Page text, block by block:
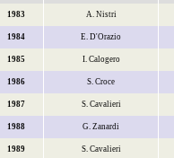
1983 A. Nistri
1984 E. D'Orazio
1985 I. Calogero
1986 S. Croce
1987 S. Cavalieri
1988 G. Zanardi
1989 S. Cavalieri